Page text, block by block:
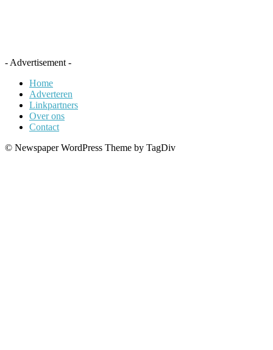
- Advertisement -
Home
Adverteren
Linkpartners
Over ons
Contact
© Newspaper WordPress Theme by TagDiv